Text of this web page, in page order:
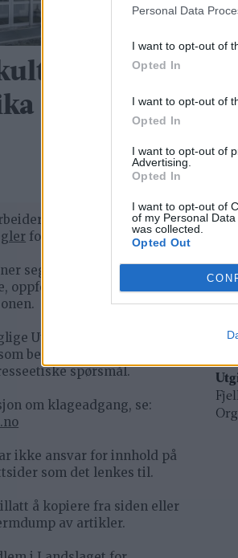
Personal Data
I want to opt-out of
Opted In
I want to opt-out of
Opted In
I want to opt-out of
Advertising.
Opted In
I want to opt-out of
of my Personal
was collected.
Opted Out
på
sykehjem
etter
Vær Varsom-
for god presseskikk.
seg rammet av urettmessig
oppfordres til å ta kontakt
Utvalg (PFU) er et
behandler klager mot
spørsmål.
om klageadgang, se:
ikke ansvar for innhold på
som det lenkes til.
å kopiere fra siden eller
av artikler.
Tlf:
E-